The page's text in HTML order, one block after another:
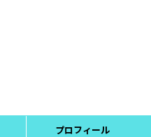
プロフィール